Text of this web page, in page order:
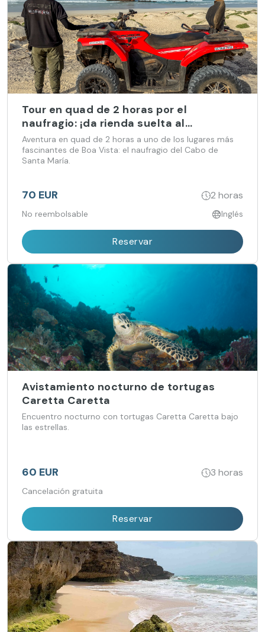
Tour en quad de 2 horas por el
naufragio: ¡da rienda suelta al
aventurero que llevas dentro!
Aventura en quad de 2 horas a uno de los lugares más
fascinantes de Boa Vista: el naufragio del Cabo de
Santa María.
70 EUR 2 horas
No reembolsable Inglés
Reservar
Avistamiento nocturno de tortugas
Caretta Caretta
Encuentro nocturno con tortugas Caretta Caretta bajo
las estrellas.
60 EUR 3 horas
Cancelación gratuita
Reservar